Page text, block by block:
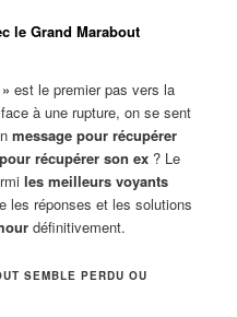
le Grand Marabout
est le premier pas vers la
à une rupture, on se sent
message pour récupérer
récupérer son ex ? Le
les meilleurs voyants
les réponses et les solutions
définitivement.
SEMBLE PERDU OU